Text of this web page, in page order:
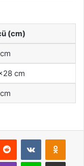
(cm)
cm
Reddit VKontakte
Viber Line E-Posta ile